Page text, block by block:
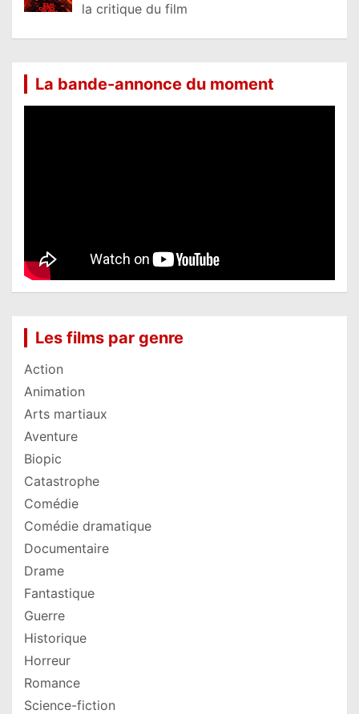
la critique du film
La bande-annonce du moment
Les films par genre
Action
Animation
Arts martiaux
Aventure
Biopic
Catastrophe
Comédie
Comédie dramatique
Documentaire
Drame
Fantastique
Guerre
Historique
Horreur
Romance
Science-fiction